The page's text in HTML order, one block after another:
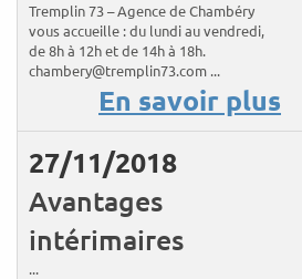
Tremplin 73 – Agence de Chambéry
vous accueille : du lundi au vendredi,
de 8h à 12h et de 14h à 18h.
chambery@tremplin73.com ...
En savoir plus
27/11/2018
Avantages
intérimaires
...